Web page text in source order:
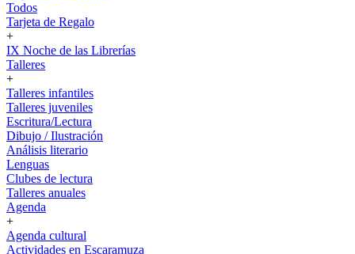
Todos
Tarjeta de Regalo
+
IX Noche de las Librerías
Talleres
+
Talleres infantiles
Talleres juveniles
Escritura/Lectura
Dibujo / Ilustración
Análisis literario
Lenguas
Clubes de lectura
Talleres anuales
Agenda
+
Agenda cultural
Actividades en Escaramuza